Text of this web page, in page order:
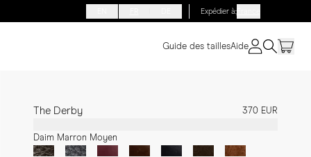
Expédier à:France
Guide des taillesAide
The Derby 370 EUR
Daim Marron Moyen